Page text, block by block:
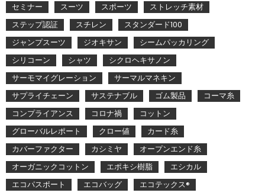
セミナー スーツ スポーツ
ストレッチ素材
ステップ認証
スチレン
スタンダード100
ジャンプスーツ
ジオキサン
シームパッカリング
シリコーン
シャツ
シクロヘキサノン
サーモマイグレーション
サーマルマネキン
サプライチェーン
サステナブル ゴム製品
コーマ糸
コンプライアンス
コロナ禍
コットン
グローバルレポート
クロー値
カード糸
カバーファクター
カシミヤ
オープンエンド糸
オーガニックコットン
エポキシ樹脂
エシカル
エコパスポート
エコバッグ
エコテックス®